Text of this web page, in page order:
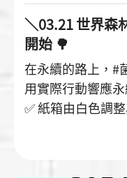
＼03.21 世界森
開始 🌳
在永續的路上，#
用實際行動響應
✅ 紙箱由白色調
✅ 全館所使用的